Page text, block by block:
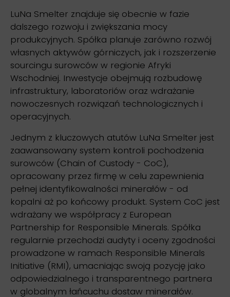
LuNa Smelter znajduje się obecnie w fazie
dalszego rozwoju i zwiększania mocy
produkcyjnych. Spółka planuje zarówno rozwój
własnych aktywów górniczych, jak i rozszerzenie
sourcingu surowców w regionie Afryki
Wschodniej. Inwestycje obejmują rozbudowę
infrastruktury, laboratoriów oraz wdrażanie
nowoczesnych rozwiązań technologicznych i
operacyjnych.
Jednym z kluczowych atutów LuNa Smelter jest
zaawansowany system kontroli pochodzenia
surowców (Chain of Custody - CoC),
opracowany przez firmę w celu zapewnienia
pełnej identyfikowalności minerałów - od
kopalni aż po końcowy produkt. System CoC jest
wdrażany we współpracy z European
Partnership for Responsible Minerals. Spółka
regularnie przechodzi audyty i oceny zgodności
prowadzone w ramach Responsible Minerals
Initiative (RMI), umacniając swoją pozycję jako
odpowiedzialnego i transparentnego partnera
w globalnym łańcuchu dostaw minerałów.